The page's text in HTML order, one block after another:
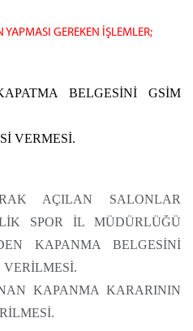
GEREKEN İŞLEMLER;
BELGESİNİ GSİM
VERMESİ.
AÇILAN SALONLAR
SPOR İL MÜDÜRLÜĞÜ
KAPANMA BELGESİNİ
KAPANMA KARARININ